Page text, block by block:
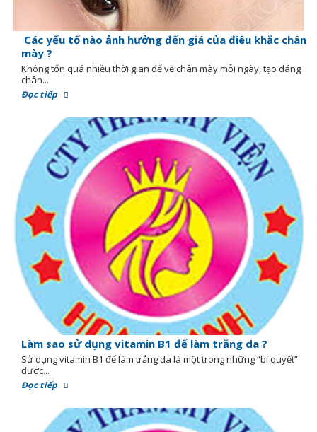
Các yếu tố nào ảnh hưởng đến giá của điêu khắc chân
mày ?
Không tốn quá nhiều thời gian để vẽ chân mày mỗi ngày, tạo dáng
chân...
Đọc tiếp
Làm sao sử dụng vitamin B1 để làm trắng da ?
Sử dụng vitamin B1 để làm trắng da là một trong những “bí quyết”
được...
Đọc tiếp